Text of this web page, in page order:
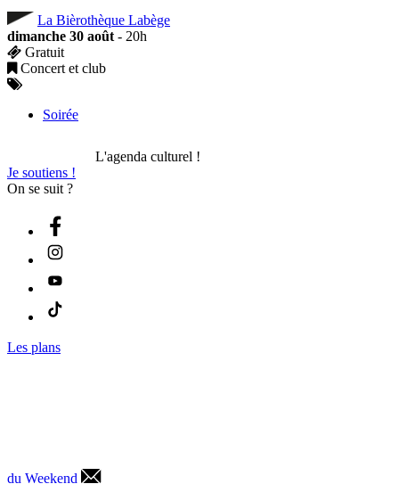
La Bièrothèque Labège
dimanche 30 août - 20h
Gratuit
Concert et club
Soirée
L'agenda culturel !
Je soutiens !
On se suit ?
Les plans
du Weekend